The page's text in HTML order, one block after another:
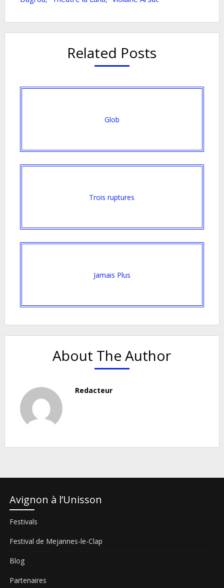
Related Posts
Glob
Trois ruptures
Jamais Plus
About The Author
Redacteur
Avignon à l’Unisson
Festivals
Festival de Mejannes-le-Clap
Blog
Partenaires